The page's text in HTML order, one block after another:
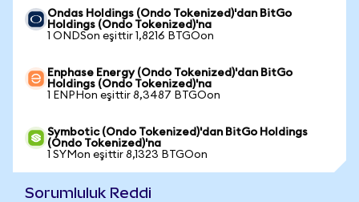
Ondas Holdings (Ondo Tokenized)'dan BitGo
Holdings (Ondo Tokenized)'na
1 ONDSon eşittir 1,8216 BTGOon
Enphase Energy (Ondo Tokenized)'dan BitGo
Holdings (Ondo Tokenized)'na
1 ENPHon eşittir 8,3487 BTGOon
Symbotic (Ondo Tokenized)'dan BitGo Holdings
(Ondo Tokenized)'na
1 SYMon eşittir 8,1323 BTGOon
Sorumluluk Reddi